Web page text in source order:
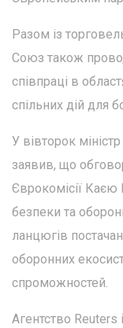
Разом із
Союз також
співпраці в
спільних дій для
У вівторок
заявив, що
Єврокомісії Каєю
безпеки та
ланцюгів
оборонних
спроможностей.
Агентство